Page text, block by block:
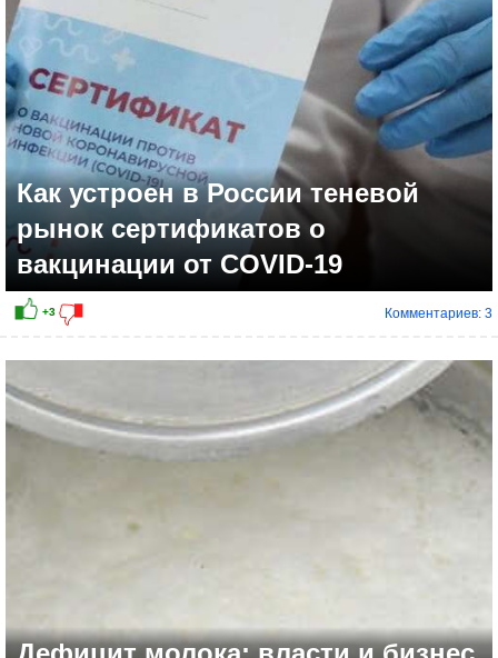
Как устроен в России теневой
рынок сертификатов о
вакцинации от COVID-19
Комментариев: 3